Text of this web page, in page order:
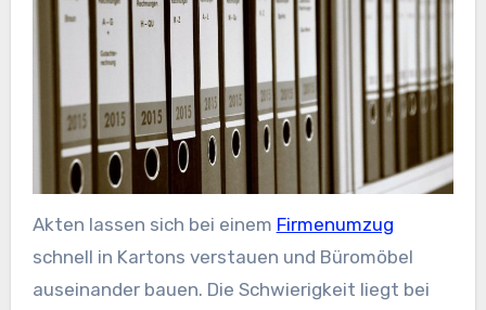
Akten lassen sich bei einem Firmenumzug
schnell in Kartons verstauen und Büromöbel
auseinander bauen. Die Schwierigkeit liegt bei